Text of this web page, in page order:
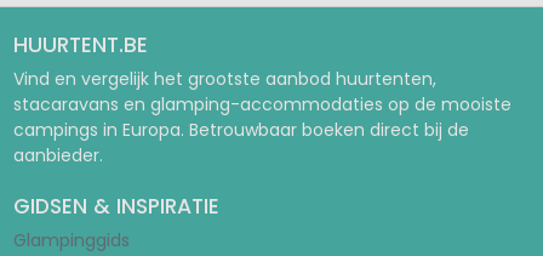
HUURTENT.BE
Vind en vergelijk het grootste aanbod huurtenten,
stacaravans en glamping-accommodaties op de mooiste
campings in Europa. Betrouwbaar boeken direct bij de
aanbieder.
GIDSEN & INSPIRATIE
Glampinggids